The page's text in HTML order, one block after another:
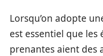
Lorsqu’on adopte
est essentiel que les
prenantes aient des